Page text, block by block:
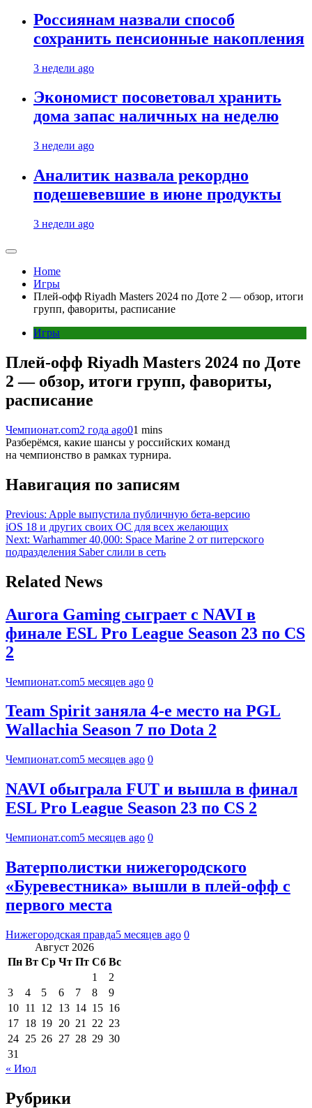
Россиянам назвали способ
сохранить пенсионные накопления
3 недели ago
Экономист посоветовал хранить
дома запас наличных на неделю
3 недели ago
Аналитик назвала рекордно
подешевевшие в июне продукты
3 недели ago
Home
Игры
Плей-офф Riyadh Masters 2024 по Доте 2 — обзор, итоги
групп, фавориты, расписание
Игры
Плей-офф Riyadh Masters 2024 по Доте
2 — обзор, итоги групп, фавориты,
расписание
Чемпионат.com2 года ago01 mins
Разберёмся, какие шансы у российских команд
на чемпионство в рамках турнира.
Навигация по записям
Previous: Apple выпустила публичную бета-версию
iOS 18 и других своих ОС для всех желающих
Next: Warhammer 40,000: Space Marine 2 от питерского
подразделения Saber слили в сеть
Related News
Aurora Gaming сыграет с NAVI в
финале ESL Pro League Season 23 по CS
2
Чемпионат.com5 месяцев ago 0
Team Spirit заняла 4-е место на PGL
Wallachia Season 7 по Dota 2
Чемпионат.com5 месяцев ago 0
NAVI обыграла FUT и вышла в финал
ESL Pro League Season 23 по CS 2
Чемпионат.com5 месяцев ago 0
Ватерполистки нижегородского
«Буревестника» вышли в плей-офф с
первого места
Нижегородская правда5 месяцев ago 0
Август 2026
Пн Вт Ср Чт Пт Сб Вс
1
2
3
4 5 6 7 8
9
10 11 12 13 14 15 16
17 18 19 20 21 22 23
24 25 26 27 28 29 30
31
« Июл
Рубрики